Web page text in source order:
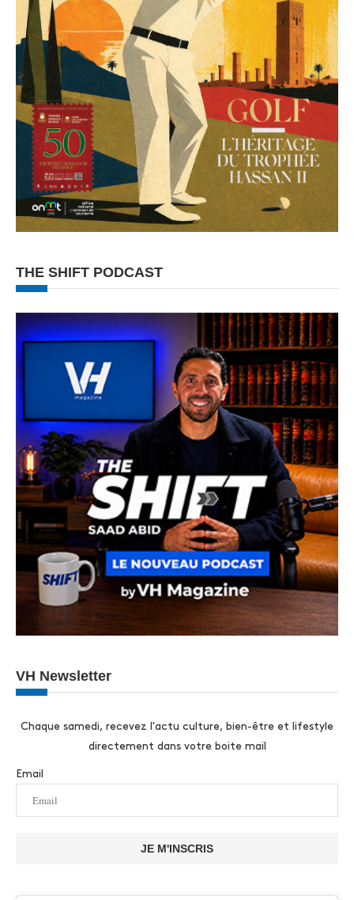
THE SHIFT PODCAST
VH Newsletter
Chaque samedi, recevez l'actu culture, bien-être et lifestyle
directement dans votre boite mail
Email
JE M'INSCRIS